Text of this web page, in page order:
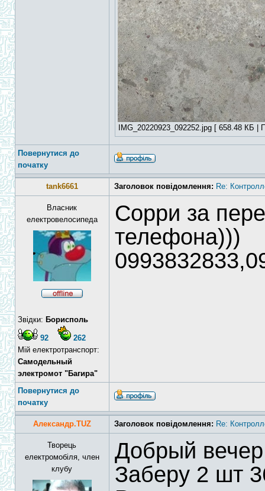
IMG_20220923_092252.jpg [ 658.48 КБ |
Повернутися до
початку
tank6661 Заголовок повідомлення: Re:
Власник
електровелосипеда
Звідки: Борисполь
92
262
Мій електротранспорт:
Самодельный
электромот "Багира"
Сорри за
телефона)))
Повернутися до
початку
Александр.TUZ Заголовок повідомлення: Re:
Творець
електромобіля, член
клубу
Добрый
Заберу 2 шт